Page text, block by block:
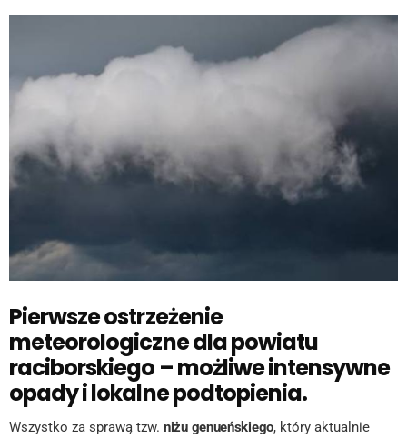
Pierwsze ostrzeżenie
meteorologiczne dla powiatu
raciborskiego – możliwe intensywne
opady i lokalne podtopienia.
Wszystko za sprawą tzw. niżu genueńskiego, który aktualnie